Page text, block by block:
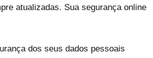
atualizadas. Sua segurança online
dos seus dados pessoais